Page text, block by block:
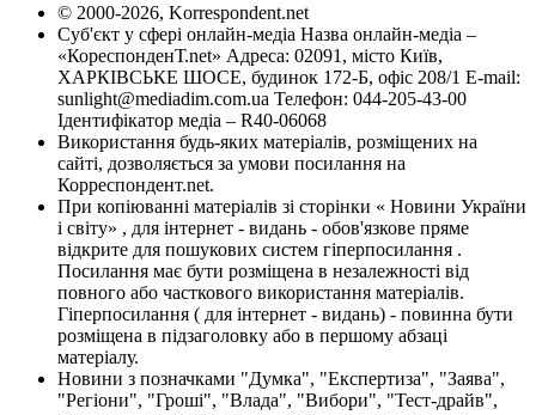
© 2000-2026, Korrespondent.net
Суб'єкт у сфері онлайн-медіа Назва онлайн-медіа –
«КореспонденТ.net» Адреса: 02091, місто Київ,
ХАРКІВСЬКЕ ШОСЕ, будинок 172-Б, офіс 208/1 E-mail:
sunlight@mediadim.com.ua Телефон: 044-205-43-00
Ідентифікатор медіа – R40-06068
Використання будь-яких матеріалів, розміщених на
сайті, дозволяється за умови посилання на
Корреспондент.net.
При копіюванні матеріалів зі сторінки « Новини України
і світу» , для інтернет - видань - обов'язкове пряме
відкрите для пошукових систем гіперпосилання .
Посилання має бути розміщена в незалежності від
повного або часткового використання матеріалів.
Гіперпосилання ( для інтернет - видань) - повинна бути
розміщена в підзаголовку або в першому абзаці
матеріалу.
Новини з позначками "Думка", "Експертиза", "Заява",
"Регіони", "Гроші", "Влада", "Вибори", "Тест-драйв",